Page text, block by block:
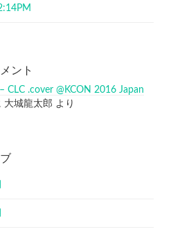
ント
CLC .cover @KCON 2016 Japan
大城龍太郎 より